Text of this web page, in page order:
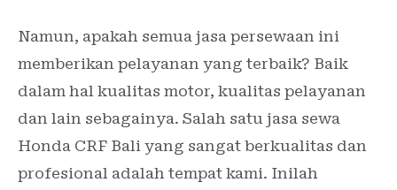
Namun, apakah semua jasa persewaan ini
memberikan pelayanan yang terbaik? Baik
dalam hal kualitas motor, kualitas pelayanan
dan lain sebagainya. Salah satu jasa sewa
Honda CRF Bali yang sangat berkualitas dan
profesional adalah tempat kami. Inilah